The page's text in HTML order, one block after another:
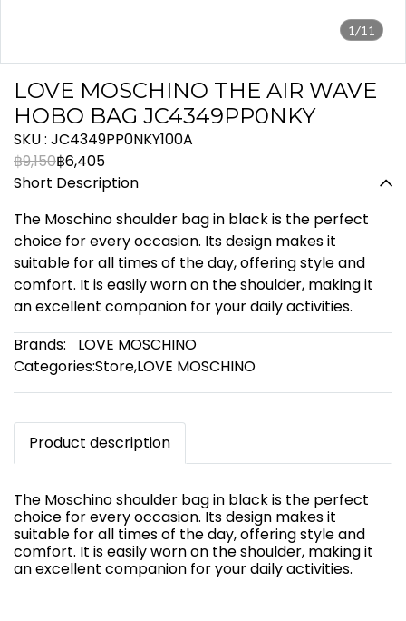
1/11
LOVE MOSCHINO THE AIR WAVE
HOBO BAG JC4349PP0NKY
SKU : JC4349PP0NKY100A
฿9,150฿6,405
Short Description
The Moschino shoulder bag in black is the perfect
choice for every occasion. Its design makes it
suitable for all times of the day, offering style and
comfort. It is easily worn on the shoulder, making it
an excellent companion for your daily activities.
Brands:
LOVE MOSCHINO
Categories:Store,LOVE MOSCHINO
Product description
The Moschino shoulder bag in black is the perfect
choice for every occasion. Its design makes it
suitable for all times of the day, offering style and
comfort. It is easily worn on the shoulder, making it
an excellent companion for your daily activities.